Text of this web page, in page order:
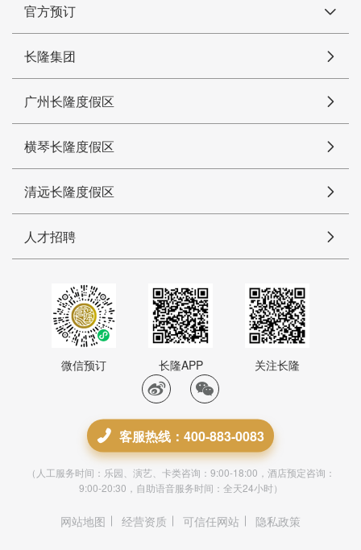
官方预订
长隆集团
广州长隆度假区
横琴长隆度假区
清远长隆度假区
人才招聘
微信预订 长隆APP 关注长隆
客服热线：400-883-0083
（人工服务时间：乐园、演艺、卡类咨询：9:00-18:00，酒店预定咨询：
9:00-20:30，自助语音服务时间：全天24小时）
网站地图 经营资质 可信任网站 隐私政策